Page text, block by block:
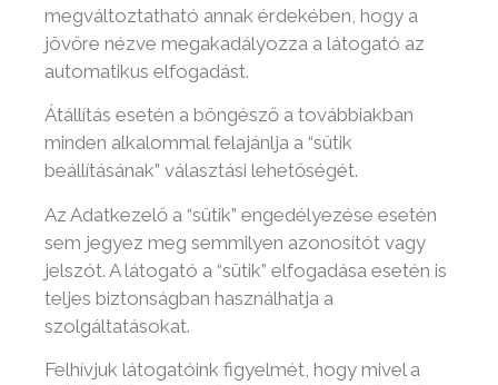
megváltoztatható annak érdekében, hogy a
jövőre nézve megakadályozza a látogató az
automatikus elfogadást.
Átállítás esetén a böngésző a továbbiakban
minden alkalommal felajánlja a “sütik
beállításának” választási lehetőségét.
Az Adatkezelő a “sütik” engedélyezése esetén
sem jegyez meg semmilyen azonosítót vagy
jelszót. A látogató a “sütik” elfogadása esetén is
teljes biztonságban használhatja a
szolgáltatásokat.
Felhívjuk látogatóink figyelmét, hogy mivel a